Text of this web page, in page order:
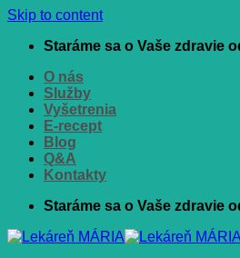
Skip to content
Staráme sa o Vaše zdravie
O nás
Služby
Vyšetrenia
E-recept
Blog
Q&A
Kontakty
Staráme sa o Vaše zdravie